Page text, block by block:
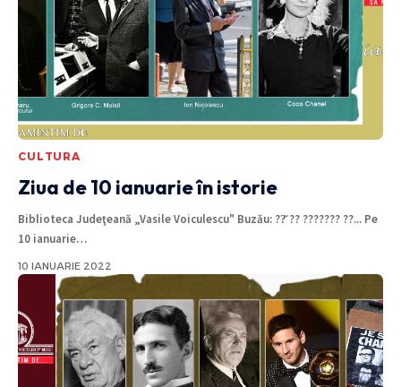
CULTURA
Ziua de 10 ianuarie în istorie
Biblioteca Judeţeană „Vasile Voiculescu" Buzău: ??̆ ?? ??????? ??... Pe
10 ianuarie…
10 IANUARIE 2022